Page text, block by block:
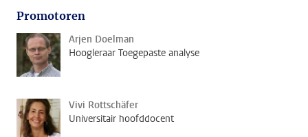
Promotoren
Arjen Doelman
Hoogleraar Toegepaste analyse
Vivi Rottschäfer
Universitair hoofddocent